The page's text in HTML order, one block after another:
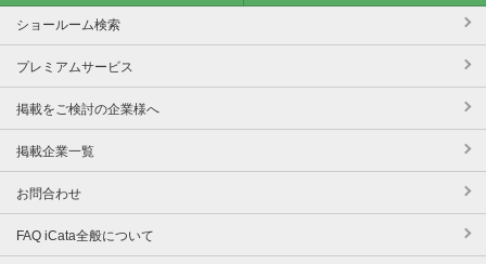
ショールーム検索
プレミアムサービス
掲載をご検討の企業様へ
掲載企業一覧
お問合わせ
FAQ iCata全般について